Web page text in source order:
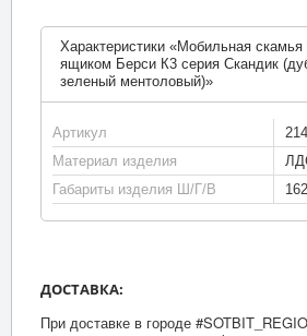
Характеристики «Мобильная
ящиком Берси К3 серия Скандик
зеленый ментоловый)»
Артикул
Материал изделия
Габариты изделия Ш/Г/В
ДОСТАВКА:
При доставке в городе